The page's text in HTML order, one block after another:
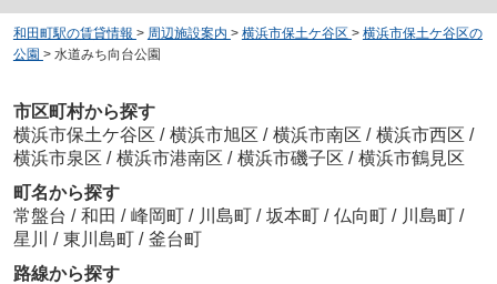
和田町駅の賃貸情報 > 周辺施設案内 > 横浜市保土ケ谷区 > 横浜市保土ケ谷区の
公園 > 水道みち向台公園
市区町村から探す
横浜市保土ケ谷区 / 横浜市旭区 / 横浜市南区 / 横浜市西区 /
横浜市泉区 / 横浜市港南区 / 横浜市磯子区 / 横浜市鶴見区
町名から探す
常盤台 / 和田 / 峰岡町 / 川島町 / 坂本町 / 仏向町 / 川島町 /
星川 / 東川島町 / 釜台町
路線から探す